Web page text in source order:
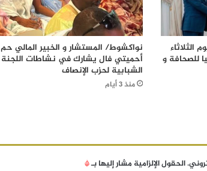
الثلاثاء
للصحافة و
نواكشوط/ المستشار و الخبير المالي حم
أحميتي فال يشارك في نشاطات اللجنة
الشبابية لحزب الإنصاف
منذ 3 أيام
الحقول الإلزامية مشار إليها بـ*